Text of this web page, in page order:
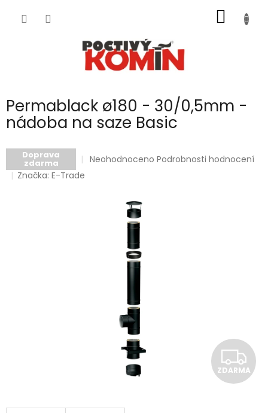
KOŠÍK
Permablack ø180 - 30/0,5mm -
nádoba na saze Basic
Doprava
zdarma
Průměrné
Neohodnoceno Podrobnosti hodnocení
Značka:E-Trade
Z
D
ZDARMA